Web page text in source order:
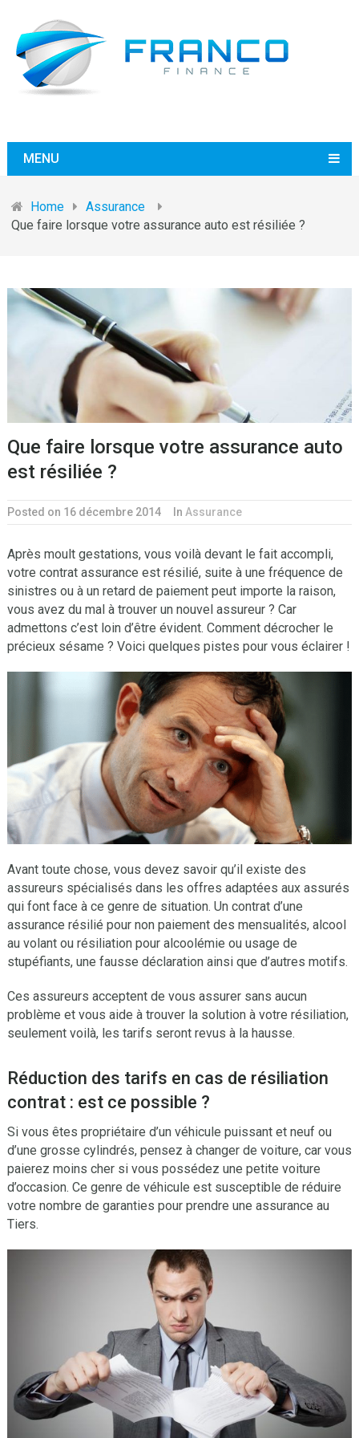
MENU
Home
Assurance
Que faire lorsque votre assurance auto est résiliée ?
Que faire lorsque votre assurance auto
est résiliée ?
Posted on 16 décembre 2014 In Assurance
Après moult gestations, vous voilà devant le fait accompli,
votre contrat assurance est résilié, suite à une fréquence de
sinistres ou à un retard de paiement peut importe la raison,
vous avez du mal à trouver un nouvel assureur ? Car
admettons c’est loin d’être évident. Comment décrocher le
précieux sésame ? Voici quelques pistes pour vous éclairer !
Avant toute chose, vous devez savoir qu’il existe des
assureurs spécialisés dans les offres adaptées aux assurés
qui font face à ce genre de situation. Un contrat d’une
assurance résilié pour non paiement des mensualités, alcool
au volant ou résiliation pour alcoolémie ou usage de
stupéfiants, une fausse déclaration ainsi que d’autres motifs.
Ces assureurs acceptent de vous assurer sans aucun
problème et vous aide à trouver la solution à votre résiliation,
seulement voilà, les tarifs seront revus à la hausse.
Réduction des tarifs en cas de résiliation
contrat : est ce possible ?
Si vous êtes propriétaire d’un véhicule puissant et neuf ou
d’une grosse cylindrés, pensez à changer de voiture, car vous
paierez moins cher si vous possédez une petite voiture
d’occasion. Ce genre de véhicule est susceptible de réduire
votre nombre de garanties pour prendre une assurance au
Tiers.